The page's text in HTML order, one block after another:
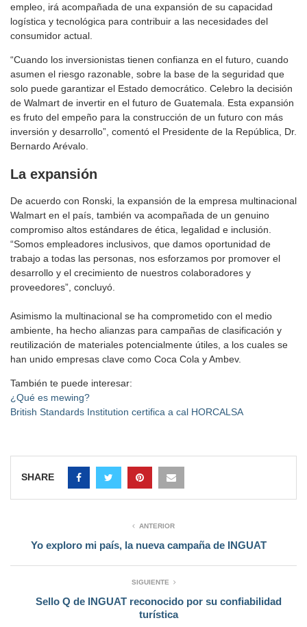
empleo, irá acompañada de una expansión de su capacidad
logística y tecnológica para contribuir a las necesidades del
consumidor actual.
“Cuando los inversionistas tienen confianza en el futuro, cuando
asumen el riesgo razonable, sobre la base de la seguridad que
solo puede garantizar el Estado democrático. Celebro la decisión
de Walmart de invertir en el futuro de Guatemala. Esta expansión
es fruto del empeño para la construcción de un futuro con más
inversión y desarrollo”, comentó el Presidente de la República, Dr.
Bernardo Arévalo.
La expansión
De acuerdo con Ronski, la expansión de la empresa multinacional
Walmart en el país, también va acompañada de un genuino
compromiso altos estándares de ética, legalidad e inclusión.
“Somos empleadores inclusivos, que damos oportunidad de
trabajo a todas las personas, nos esforzamos por promover el
desarrollo y el crecimiento de nuestros colaboradores y
proveedores”, concluyó.
Asimismo la multinacional se ha comprometido con el medio
ambiente, ha hecho alianzas para campañas de clasificación y
reutilización de materiales potencialmente útiles, a los cuales se
han unido empresas clave como Coca Cola y Ambev.
También te puede interesar:
¿Qué es mewing?
British Standards Institution certifica a cal HORCALSA
SHARE
ANTERIOR
Yo exploro mi país, la nueva campaña de INGUAT
SIGUIENTE
Sello Q de INGUAT reconocido por su confiabilidad
turística